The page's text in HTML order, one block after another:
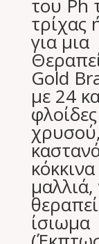
του Ph
τρίχας
για μια
Gold
με 24
φλοίδες
κόκκινα
μαλλιά,
ίσιωμα